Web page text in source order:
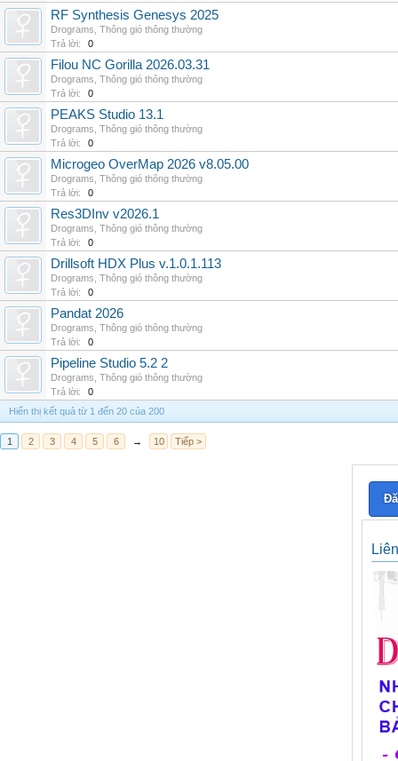
RF Synthesis Genesys 2025
Drograms Thông gió thông thường
Trả lời:
0
Filou NC Gorilla 2026.03.31
Drograms Thông gió thông thường
Trả lời:
0
PEAKS Studio 13.1
Drograms Thông gió thông thường
Trả lời:
0
Microgeo OverMap 2026 v8.05.00
Drograms Thông gió thông thường
Trả lời:
0
Res3DInv v2026.1
Drograms Thông gió thông thường
Trả lời:
0
Drillsoft HDX Plus v.1.0.1.113
Drograms Thông gió thông thường
Trả lời:
0
Pandat 2026
Drograms Thông gió thông thường
Trả lời:
0
Pipeline Studio 5.2 2
Drograms Thông gió thông thường
Trả lời:
0
Hiển thị kết quả từ 1 đến 20 của 200
1 2 3 4 5 6 → 10 Tiếp >